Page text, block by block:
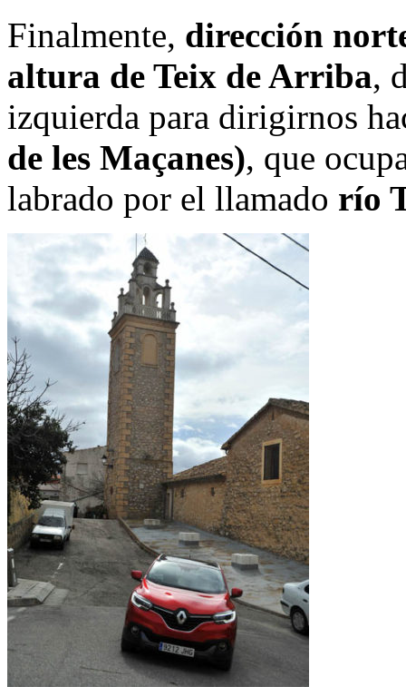
Finalmente, dirección
altura de Teix de Arriba,
izquierda para dirigirnos
de les Maçanes), que
labrado por el llamado río